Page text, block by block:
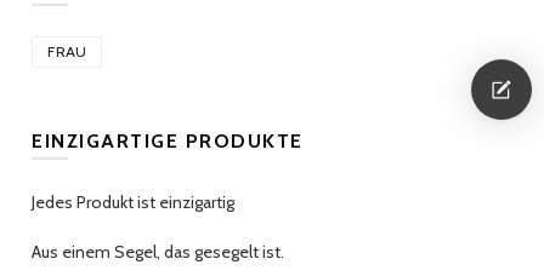
FRAU
EINZIGARTIGE PRODUKTE
Jedes Produkt ist einzigartig
Aus einem Segel, das gesegelt ist.